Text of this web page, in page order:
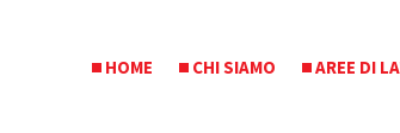
HOME CHI SIAMO AREE DI